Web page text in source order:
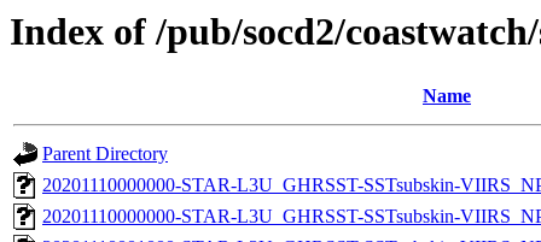
Index of /pub/socd2/
Name
Parent Directory
20201110000000-STAR-L3U_GHRSST-SSTsubskin-
20201110000000-STAR-L3U_GHRSST-SSTsubskin-